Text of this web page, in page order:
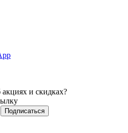
и скидках?
Подписаться